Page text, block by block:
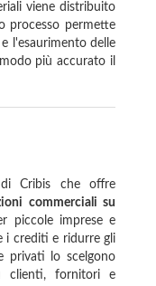
viene distribuito
processo permette
l'esaurimento delle
più accurato il
Cribis che offre
commerciali su
piccole imprese e
i crediti e ridurre gli
privati lo scelgono
clienti, fornitori e